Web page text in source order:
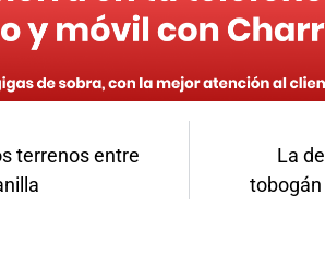
terrenos entre
La
tobogán